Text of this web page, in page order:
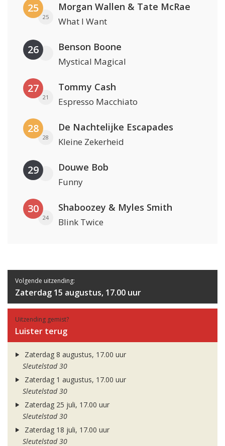
25
25
Morgan Wallen & Tate McRae
What I Want
26 Benson Boone
Mystical Magical
27
21
Tommy Cash
Espresso Macchiato
28
28
De Nachtelijke Escapades
Kleine Zekerheid
29 Douwe Bob
Funny
30
24
Shaboozey & Myles Smith
Blink Twice
Volgende uitzending:
Zaterdag 15 augustus, 17.00 uur
Uitzending gemist?
Luister terug
Zaterdag 8 augustus, 17.00 uur
Sleutelstad 30
Zaterdag 1 augustus, 17.00 uur
Sleutelstad 30
Zaterdag 25 juli, 17.00 uur
Sleutelstad 30
Zaterdag 18 juli, 17.00 uur
Sleutelstad 30